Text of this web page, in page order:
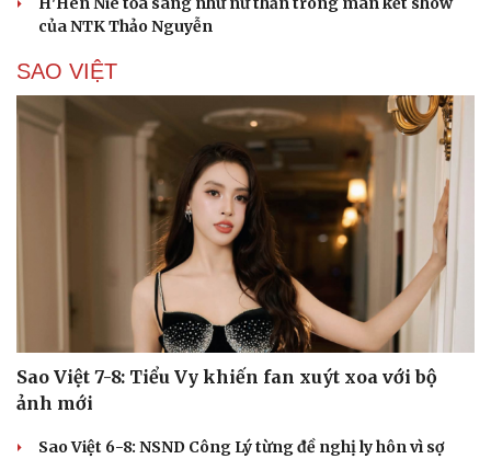
của NTK Thảo Nguyễn
SAO VIỆT
Sao Việt 7-8: Tiểu Vy khiến fan xuýt xoa với bộ
ảnh mới
Sao Việt 6-8: NSND Công Lý từng đề nghị ly hôn vì sợ